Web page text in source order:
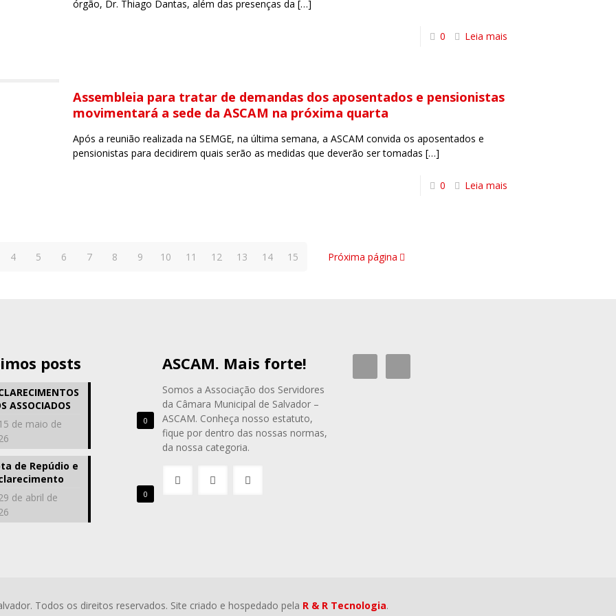
órgão, Dr. Thiago Dantas, além das presenças da […]
0 Leia mais
Assembleia para tratar de demandas dos aposentados e pensionistas
movimentará a sede da ASCAM na próxima quarta
Após a reunião realizada na SEMGE, na última semana, a ASCAM convida os aposentados e
pensionistas para decidirem quais serão as medidas que deverão ser tomadas […]
0 Leia mais
4 5 6 7 8 9 10 11 12 13 14 15 Próxima página
posts
0
ASSOCIADOS
de maio de
0
de Repúdio e
de abril de
ASCAM. Mais forte!
Somos a Associação dos Servidores
da Câmara Municipal de Salvador –
ASCAM. Conheça nosso estatuto,
fique por dentro das nossas normas,
da nossa categoria.
Todos os direitos reservados. Site criado e hospedado pela R & R Tecnologia.